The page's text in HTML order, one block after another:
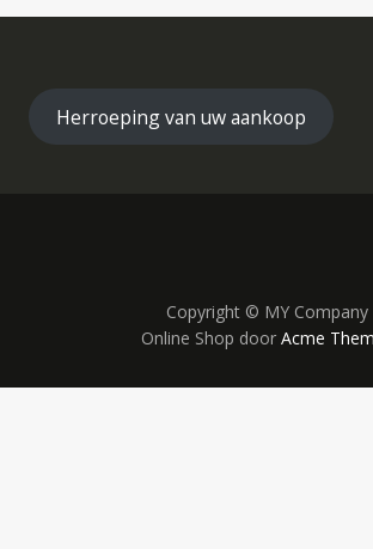
Herroeping van uw aankoop
Copyright © MY Company
Online Shop doorAcme